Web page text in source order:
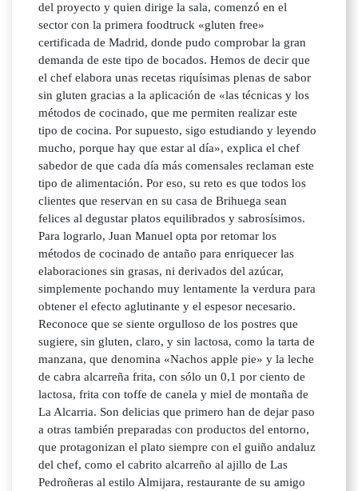
del proyecto y quien dirige la sala, comenzó en el
sector con la primera foodtruck «gluten free»
certificada de Madrid, donde pudo comprobar la gran
demanda de este tipo de bocados. Hemos de decir que
el chef elabora unas recetas riquísimas plenas de sabor
sin gluten gracias a la aplicación de «las técnicas y los
métodos de cocinado, que me permiten realizar este
tipo de cocina. Por supuesto, sigo estudiando y leyendo
mucho, porque hay que estar al día», explica el chef
sabedor de que cada día más comensales reclaman este
tipo de alimentación. Por eso, su reto es que todos los
clientes que reservan en su casa de Brihuega sean
felices al degustar platos equilibrados y sabrosísimos.
Para lograrlo, Juan Manuel opta por retomar los
métodos de cocinado de antaño para enriquecer las
elaboraciones sin grasas, ni derivados del azúcar,
simplemente pochando muy lentamente la verdura para
obtener el efecto aglutinante y el espesor necesario.
Reconoce que se siente orgulloso de los postres que
sugiere, sin gluten, claro, y sin lactosa, como la tarta de
manzana, que denomina «Nachos apple pie» y la leche
de cabra alcarreña frita, con sólo un 0,1 por ciento de
lactosa, frita con toffe de canela y miel de montaña de
La Alcarria. Son delicias que primero han de dejar paso
a otras también preparadas con productos del entorno,
que protagonizan el plato siempre con el guiño andaluz
del chef, como el cabrito alcarreño al ajillo de Las
Pedroñeras al estilo Almijara, restaurante de su amigo